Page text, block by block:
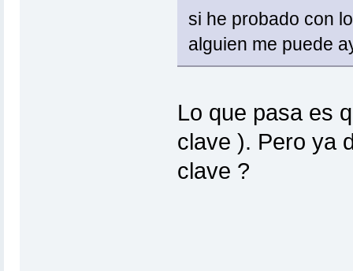
si he probado con
alguien me puede
Lo que pasa es
clave ). Pero ya
clave ?